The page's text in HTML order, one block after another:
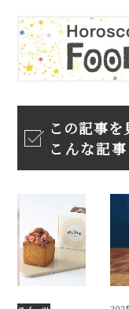
この記事を
こんな記